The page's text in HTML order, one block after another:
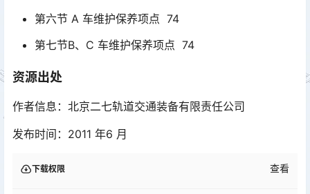
第六节 A 车维护保养项点 74
第七节B、C 车维护保养项点 74
资源出处
作者信息：北京二七轨道交通装备有限责任公司
发布时间：2011 年6 月
下载权限 查看